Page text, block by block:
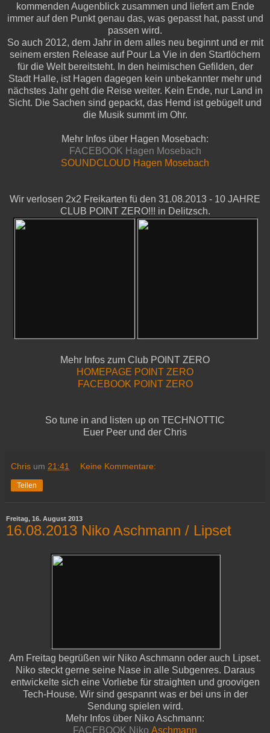
kommenden Augenblick zusammen und liefert am Ende
immer auf den Punkt genau das, was gepasst hat, passt und
passen wird.
So auch 2012, dem Jahr in dem alles neu beginnt und er mit
seinem ersten Release auf Pour La Vie in den Startlöchern
für die Welt bereitsteht. In den heimischen Gefilden, der
Stadt Halle, ist Hagen dagegen kein unbekannter mehr und
nächstes Jahr geht die Reise weiter. Kein Ende, nur Land in
Sicht. Die Sachen sind gepackt, das Hemd ist gebügelt und
die Musik summt im Ohr.
Mehr Infos über Hagen Mosebach:
FACEBOOK Hagen Mosebach
SOUNDCLOUD Hagen Mosebach
Wir verlosen 2x2 Freikarten fü den 31.08.2013 - 10 JAHRE
CLUB POINT ZERO!!! in Delitzsch.
Mehr Infos zum Club POINT ZERO
HOMEPAGE POINT ZERO
FACEBOOK POINT ZERO
So tune in and listen up on TECHNOTTIC
Euer Peer und der Chris
Chris um 21:41 Keine Kommentare:
Teilen
Freitag, 16. August 2013
16.08.2013 Niko Aschmann / Lipset
Am Freitag begrüßen wir Niko Aschmann oder auch Lipset.
Niko steckt gerne seine Nase in alle Subgenres. Daraus
entwickelte sich eine Vorliebe für straighten und groovigen
Tech-House. Wir sind gespannt was er bei uns in der
Sendung spielen wird.
Mehr Infos über Niko Aschmann:
FACEBOOK Niko Aschmann